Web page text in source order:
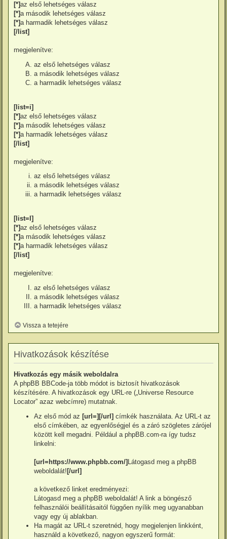
[*]az első lehetséges válasz
[*]a második lehetséges válasz
[*]a harmadik lehetséges válasz
[/list]
megjelenítve:
az első lehetséges válasz
a második lehetséges válasz
a harmadik lehetséges válasz
[list=i]
[*]az első lehetséges válasz
[*]a második lehetséges válasz
[*]a harmadik lehetséges válasz
[/list]
megjelenítve:
az első lehetséges válasz
a második lehetséges válasz
a harmadik lehetséges válasz
[list=I]
[*]az első lehetséges válasz
[*]a második lehetséges válasz
[*]a harmadik lehetséges válasz
[/list]
megjelenítve:
az első lehetséges válasz
a második lehetséges válasz
a harmadik lehetséges válasz
Vissza a tetejére
Hivatkozások készítése
Hivatkozás egy másik weboldalra
A phpBB BBCode-ja több módot is biztosít hivatkozások
készítésére. A hivatkozások egy URL-re („Universe Resource
Locator” azaz webcímre) mutatnak.
Az első mód az [url=][/url] címkék használata. Az URL-t az
első címkében, az egyenlőségjel és a záró szögletes zárójel
között kell megadni. Például a phpBB.com-ra így tudsz
linkelni:
[url=https://www.phpbb.com/] Látogasd meg a phpBB
weboldalát! [/url]
a következő linket eredményezi:
Látogasd meg a phpBB weboldalát! A link a böngésző
felhasználói beállításaitól függően nyílik meg ugyanabban
vagy egy új ablakban.
Ha magát az URL-t szeretnéd, hogy megjelenjen linkként,
használd a következő, nagyon egyszerű formát: